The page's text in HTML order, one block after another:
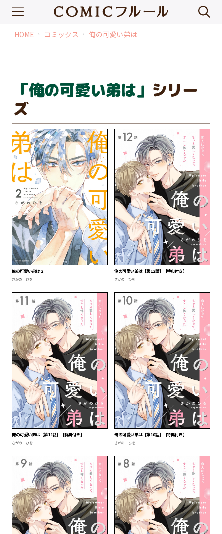
HOME chevron_right コミックス chevron_right 俺の可愛い弟は
「俺の可愛い弟は」 シリー
ズ
俺の可愛い弟は 2
さがの ひを
俺の可愛い弟は【第12話】【特典付き】
さがの ひを
俺の可愛い弟は【第11話】【特典付き】
さがの ひを
俺の可愛い弟は【第10話】【特典付き】
さがの ひを